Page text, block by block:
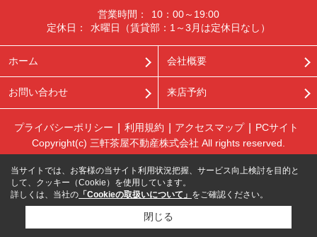
営業時間：
10：00～19:00
定休日：
水曜日（賃貸部：1～3月は定休日なし）
ホーム 会社概要
お問い合わせ 来店予約
プライバシーポリシー 利用規約 アクセスマップ
PCサイト
Copyright(c) 三軒茶屋不動産株式会社 All rights reserved.
当サイトでは、お客様の当サイト利用状況把握、サービス向上検討を目的と
して、クッキー（Cookie）を使用しています。
詳しくは、当社の 「Cookieの取扱いについて」 をご確認ください。
閉じる